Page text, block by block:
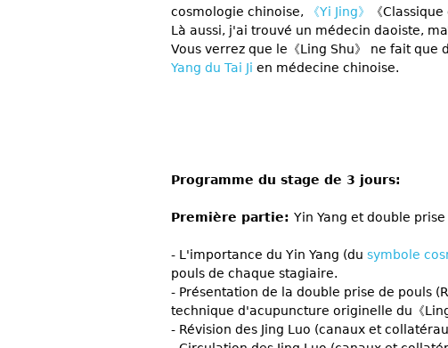
cosmologie chinoise,
《Yi Jing》
《
Là aussi, j'ai trouvé un médecin daoiste,
Vous verrez que le《Ling Shu》 ne fait
Yang du Tai Ji en médecine chinoise.
Programme du stage de 3 jours:
Première partie: Yin Yang et double prise
- L'importance du Yin Yang (du symbole
pouls de chaque stagiaire.
- Présentation de la double prise de pouls
technique d'acupuncture originelle du《
- Révision des Jing Luo (canaux et